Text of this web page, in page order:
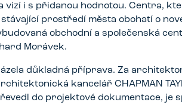
vizí i s přidanou hodnotou. Centra,
prostředí města obohatí o
obchodní a společenská
Morávek.
důkladná příprava. Za
kancelář CHAPMAN
do projektové dokumentace, je